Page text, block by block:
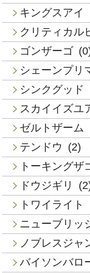
キングスアイ
クリティカル
ゴンザーゴ
シェーンプリ
シンクグッド
スカイイズユ
ゼルトザーム
テンドウ (2)
トーキングザ
ドウジギリ
トワイライト
ニューブリッ
ノブレスジャ
バイソンバロ